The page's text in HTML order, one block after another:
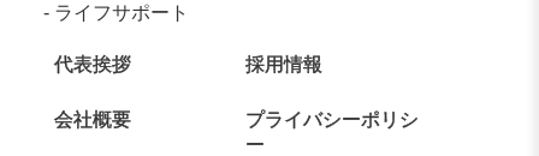
ライフサポート
代表挨拶 採用情報
会社概要
プライバシーポリシ
ー